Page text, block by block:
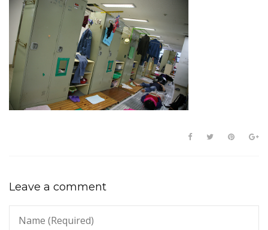
Leave a comment